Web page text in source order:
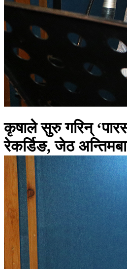
कृषाले सुरु गरिन्
रेकर्डिङ, जेठ